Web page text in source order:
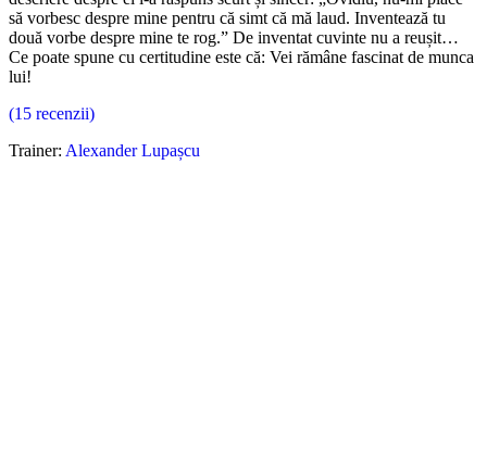
să vorbesc despre mine pentru că simt că mă laud. Inventează tu
două vorbe despre mine te rog.” De inventat cuvinte nu a reușit…
Ce poate spune cu certitudine este că: Vei rămâne fascinat de munca
lui!
(15 recenzii)
Trainer: Alexander Lupașcu